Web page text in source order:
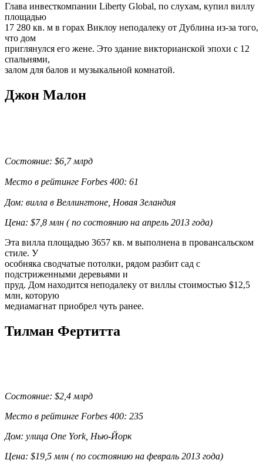
Глава инвесткомпании Liberty Global, по слухам, купил виллу
площадью
17 280 кв. м в горах Виклоу неподалеку от Дублина из-за того,
что дом
приглянулся его жене. Это здание викторианской эпохи с 12
спальнями,
залом для балов и музыкальной комнатой.
Джон Малон
Состояние: $6,7 млрд
Место в рейтинге Forbes 400: 61
Дом: вилла в Веллингтоне, Новая Зеландия
Цена: $7,8 млн ( по состоянию на апрель 2013 года)
Эта вилла площадью 3657 кв. м выполнена в провансальском
стиле. У
особняка сводчатые потолки, рядом разбит сад с
подстриженными деревьями и
пруд. Дом находится неподалеку от виллы стоимостью $12,5
млн, которую
медиамагнат приобрел чуть ранее.
Тилман Фертитта
Состояние: $2,4 млрд
Место в рейтинге Forbes 400: 235
Дом: улица One York, Нью-Йорк
Цена: $19,5 млн ( по состоянию на февраль 2013 года)